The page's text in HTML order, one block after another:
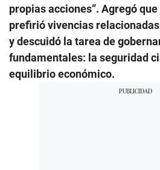
propias acciones”. Agregó
prefirió vivencias
y descuidó la tarea de
fundamentales: la seguridad
equilibrio económico.